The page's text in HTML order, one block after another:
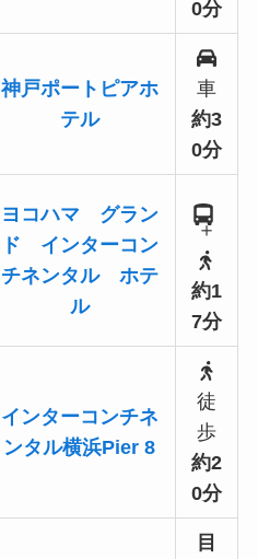
0分
神戸ポートピアホ
テル
車
約3
0分
ヨコハマ グラン
ド インターコン
チネンタル ホテ
ル
＋
約1
7分
インターコンチネ
ンタル横浜Pier 8
徒
歩
約2
0分
目